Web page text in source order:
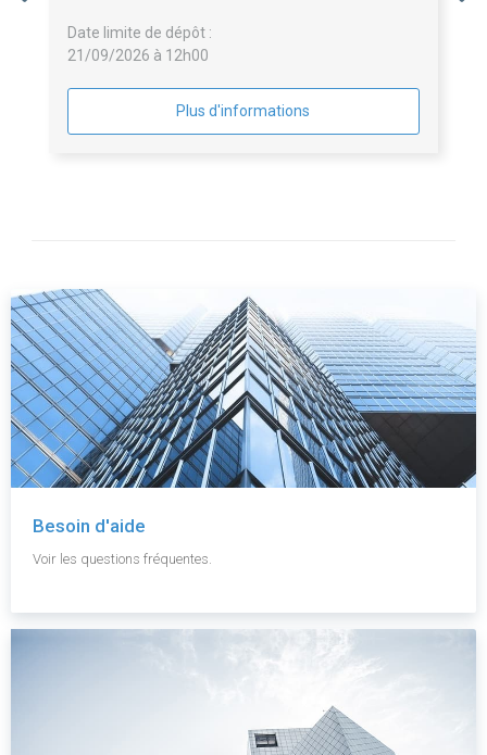
Date limite de dépôt :
21/09/2026 à 12h00
Plus d'informations
Besoin d'aide
Voir les questions fréquentes.